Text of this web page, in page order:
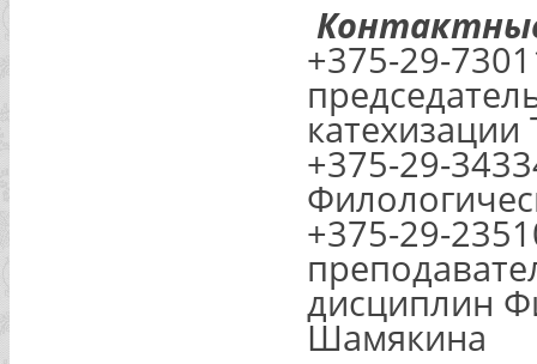
+375-29-
+375-29-
+375-29-
дисциплин
Шамякина